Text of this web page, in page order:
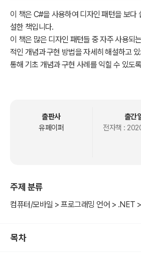
이 책은 C#을 사용하여 디자인 패턴을 보다
설한 책입니다.
이 책은 많은 디자인 패턴들 중 자주 사용되
적인 개념과 구현 방법을 자세히 해설하고
통해 기초 개념과 구현 사례를 익힐 수 있도
아무쪼록 이 책을 통해 디자인 패턴의 개념
할 수 있는 계기가 되었으면 합니다.
출판사
유페이퍼
출간
전자책 :
주제 분류
컴퓨터/모바일 > 프로그래밍 언어 > .NET
목차